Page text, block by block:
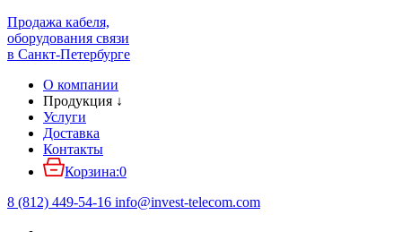
Продажа кабеля,
оборудования связи
в Санкт-Петербурге
О компании
Продукция ↓
Услуги
Доставка
Контакты
Корзина:0
8 (812) 449-54-16 info@invest-telecom.com